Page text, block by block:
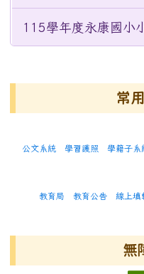
115學年度永康國小
常
公文系統 學習護照 學籍子系
教育局 教育公告 線上填
無